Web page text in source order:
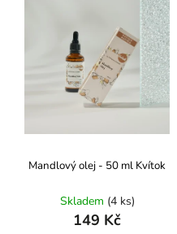
Mandlový olej - 50 ml Kvítok
Skladem (4 ks)
149 Kč